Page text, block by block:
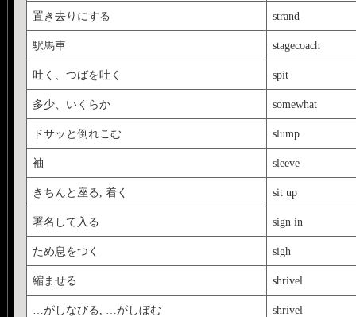
置き去りにする strand
駅馬車 stagecoach
吐く、つばを吐く spit
多少、いくらか somewhat
ドサッと倒れこむ slump
袖 sleeve
きちんと座る, 着く sit up
署名して入る sign in
ため息をつく sigh
縮ませる shrivel
…がしなびる, …がしぼむ shrivel